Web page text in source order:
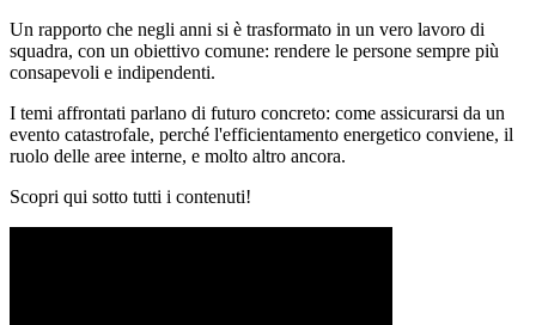
Un rapporto che negli anni si è trasformato in un vero lavoro di
squadra, con un obiettivo comune: rendere le persone sempre più
consapevoli e indipendenti.
I temi affrontati parlano di futuro concreto: come assicurarsi da un
evento catastrofale, perché l'efficientamento energetico conviene, il
ruolo delle aree interne, e molto altro ancora.
Scopri qui sotto tutti i contenuti!